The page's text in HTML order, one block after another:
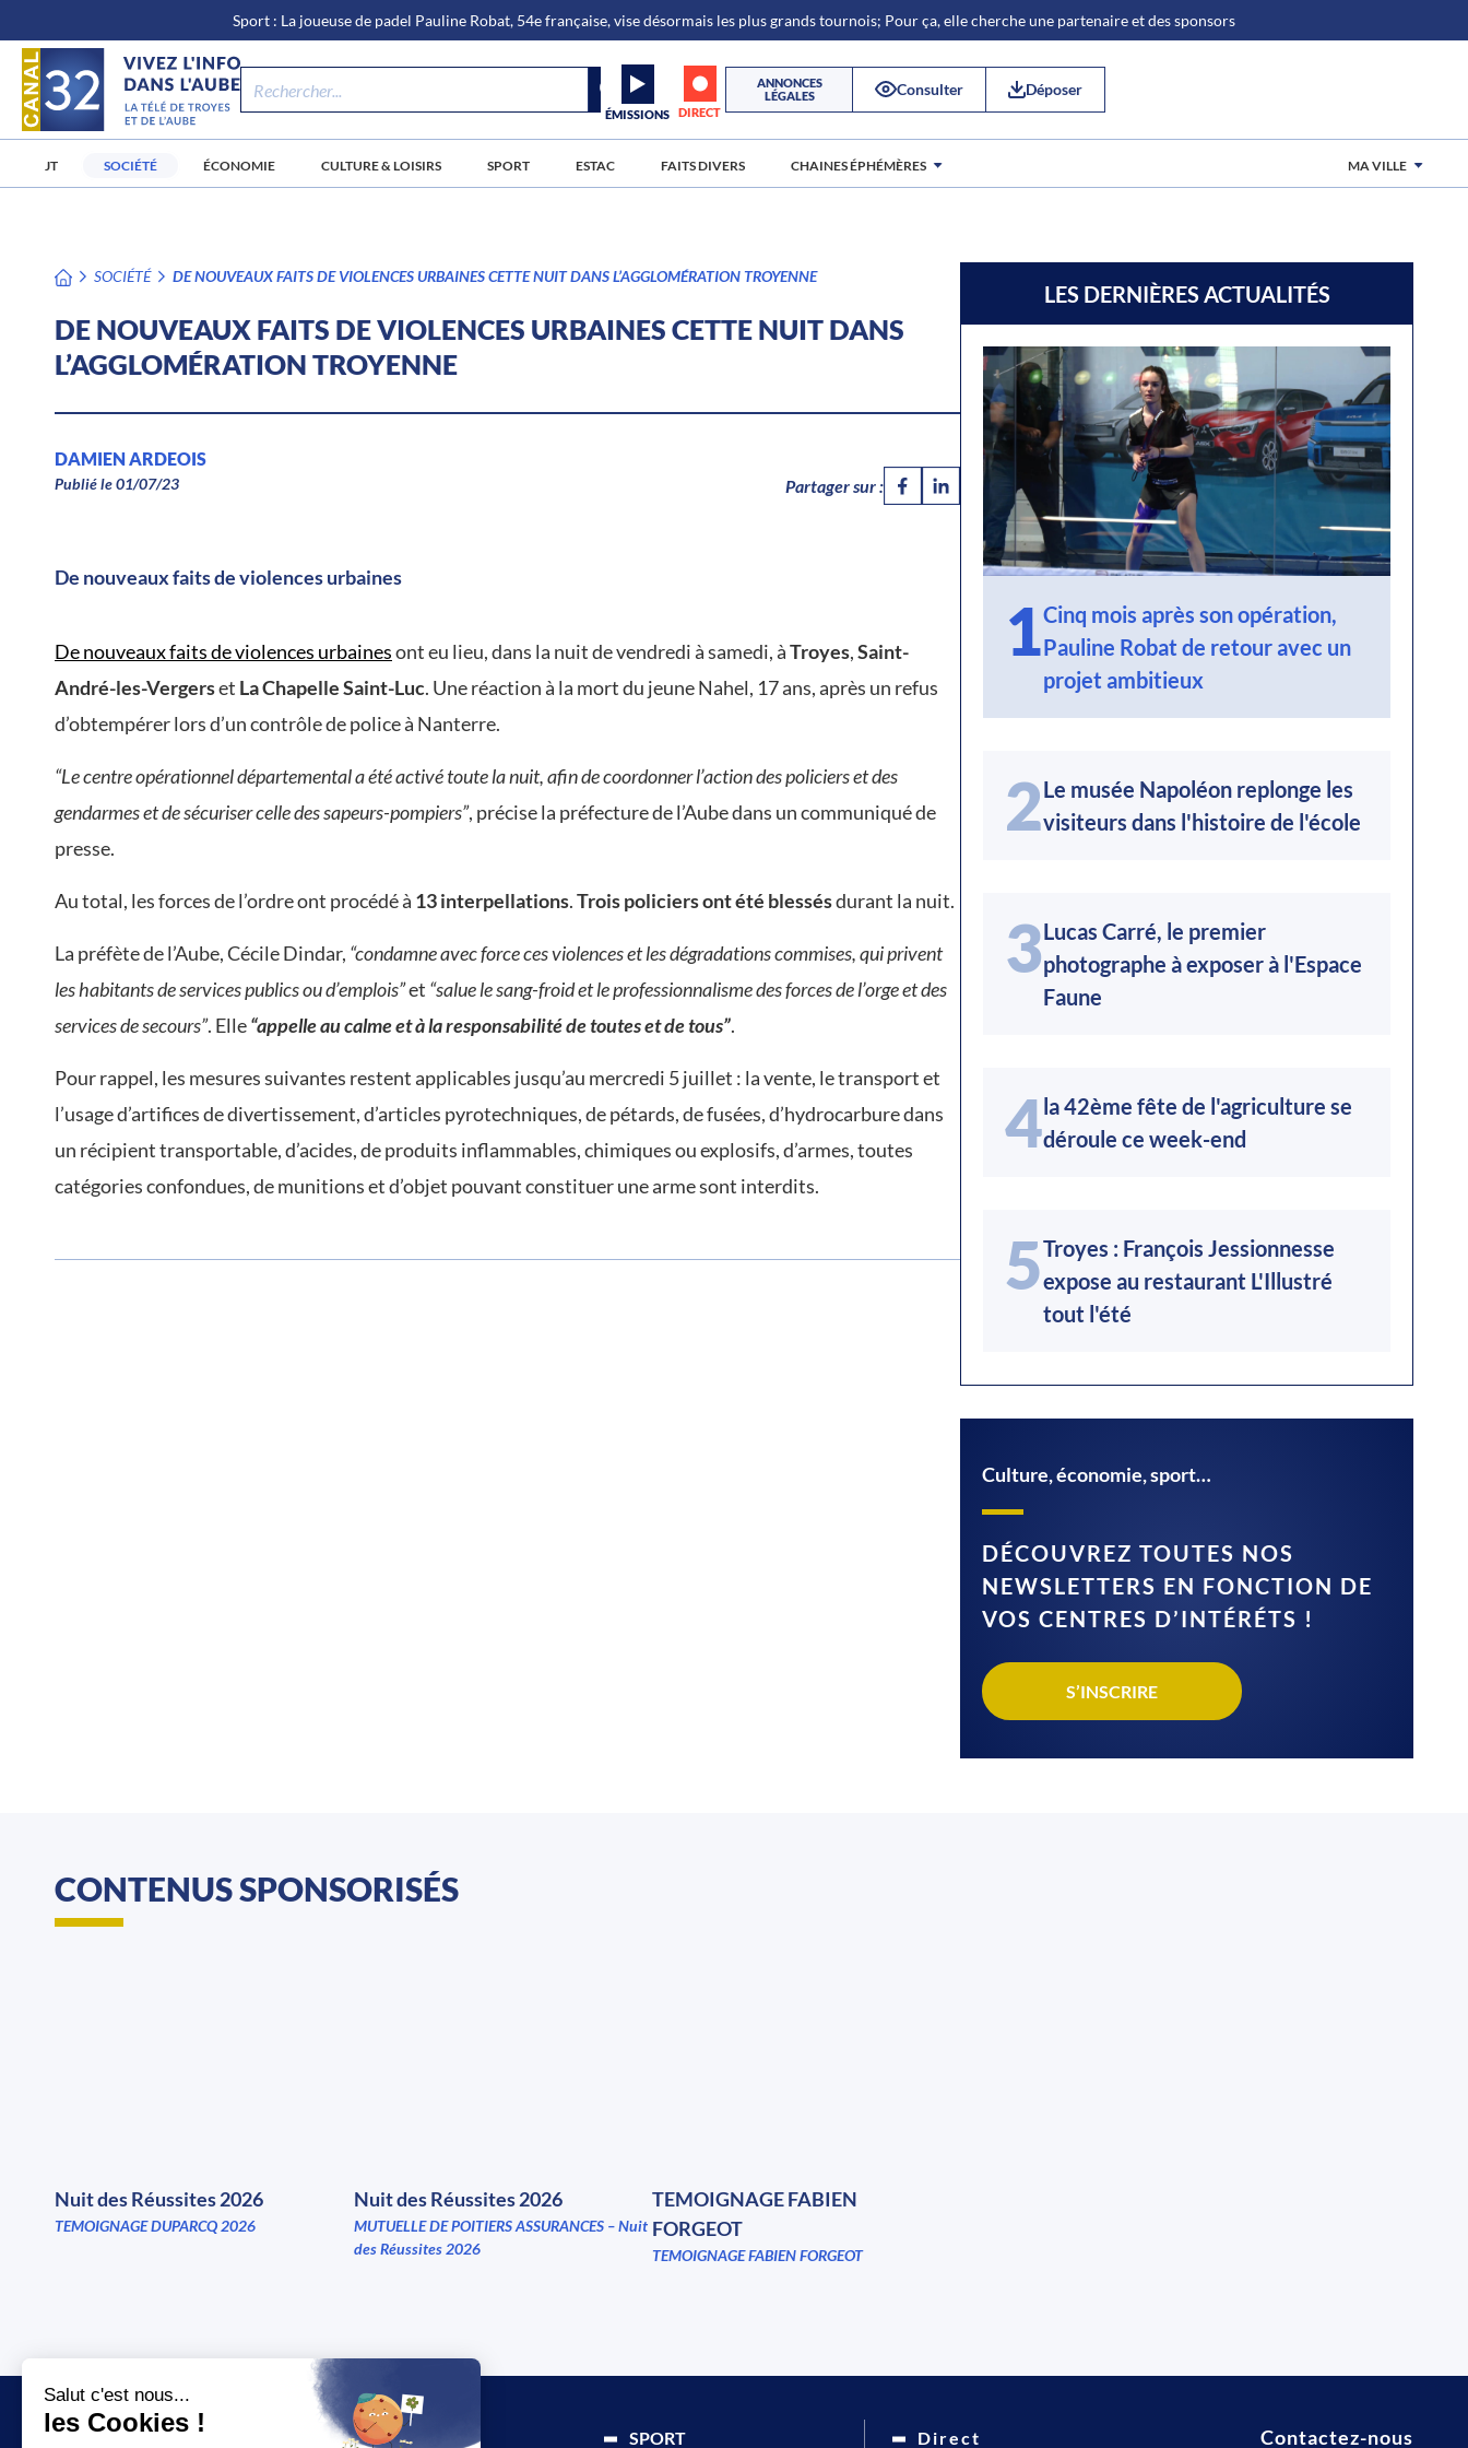
au
contenu
Sport : La joueuse de padel Pauline Robat, 54e française, vise désormais les plus grands tournois; Pour ça, elle cherche une partenaire et des sponsors
ÉMISSIONS DIRECT
ANNONCES
LÉGALES
Consulter Déposer
JT SOCIÉTÉ ÉCONOMIE CULTURE & LOISIRS SPORT ESTAC FAITS DIVERS CHAINES ÉPHÉMÈRES MA VILLE
SOCIÉTÉ DE NOUVEAUX FAITS DE VIOLENCES URBAINES CETTE NUIT DANS L’AGGLOMÉRATION TROYENNE
DE NOUVEAUX FAITS DE VIOLENCES URBAINES CETTE NUIT DANS
L’AGGLOMÉRATION TROYENNE
DAMIEN ARDEOIS
Publié le 01/07/23 Partager sur :
De nouveaux faits de violences urbaines
De nouveaux faits de violences urbainesont eu lieu, dans la nuit de vendredi à samedi, àTroyes,Saint-
André-les-Vergerset La Chapelle Saint-Luc. Une réaction à la mort du jeune Nahel, 17 ans, après un refus
d’obtempérer lors d’un contrôle de police à Nanterre.
“Le centre opérationnel départemental a été activé toute la nuit, afin de coordonner l’action des policiers et des
gendarmes et de sécuriser celle des sapeurs-pompiers”, précise la préfecture de l’Aube dans un communiqué de
presse.
Au total, les forces de l’ordre ont procédé à 13 interpellations.Trois policiers ont été blessésdurant la nuit.
La préfète de l’Aube, Cécile Dindar, “condamne avec force ces violences et les dégradations commises, qui privent
les habitants de services publics ou d’emplois”et “salue le sang-froid et le professionnalisme des forces de l’orge et des
services de secours”. Elle“appelle au calme et à la responsabilité de toutes et de tous”.
Pour rappel, les mesures suivantes restent applicables jusqu’au mercredi 5 juillet : la vente, le transport et
l’usage d’artifices de divertissement, d’articles pyrotechniques, de pétards, de fusées, d’hydrocarbure dans
un récipient transportable, d’acides, de produits inflammables, chimiques ou explosifs, d’armes, toutes
catégories confondues, de munitions et d’objet pouvant constituer une arme sont interdits.
LES DERNIÈRES ACTUALITÉS
1Cinq mois après son opération,
Pauline Robat de retour avec un
projet ambitieux
2Le musée Napoléon replonge les
visiteurs dans l'histoire de l'école
3Lucas Carré, le premier
photographe à exposer à l'Espace
Faune
4la 42ème fête de l'agriculture se
déroule ce week-end
5Troyes : François Jessionnesse
expose au restaurant L'Illustré
tout l'été
Culture, économie, sport…
DÉCOUVREZ TOUTES NOS
NEWSLETTERS EN FONCTION DE
VOS CENTRES D’INTÉRÉTS !
S’INSCRIRE
CONTENUS SPONSORISÉS
Nuit des Réussites 2026
TEMOIGNAGE DUPARCQ 2026
Nuit des Réussites 2026
MUTUELLE DE POITIERS ASSURANCES – Nuit
des Réussites 2026
TEMOIGNAGE FABIEN
FORGEOT
TEMOIGNAGE FABIEN FORGEOT
JT SPORT Direct Contactez-nous